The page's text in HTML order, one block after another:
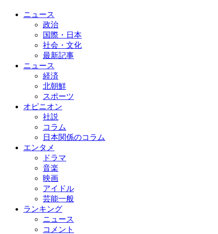
ニュース
政治
国際・日本
社会・文化
最新記事
ニュース
経済
北朝鮮
スポーツ
オピニオン
社説
コラム
日本関係のコラム
エンタメ
ドラマ
音楽
映画
アイドル
芸能一般
ランキング
ニュース
コメント